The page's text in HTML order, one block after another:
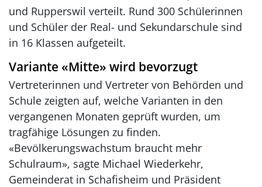
und Rupperswil verteilt. Rund 300 Schülerinnen
und Schüler der Real- und Sekundarschule sind
in 16 Klassen aufgeteilt.
Variante «Mitte» wird bevorzugt
Vertreterinnen und Vertreter von Behörden und
Schule zeigten auf, welche Varianten in den
vergangenen Monaten geprüft wurden, um
tragfähige Lösungen zu finden.
«Bevölkerungswachstum braucht mehr
Schulraum», sagte Michael Wiederkehr,
Gemeinderat in Schafisheim und Präsident